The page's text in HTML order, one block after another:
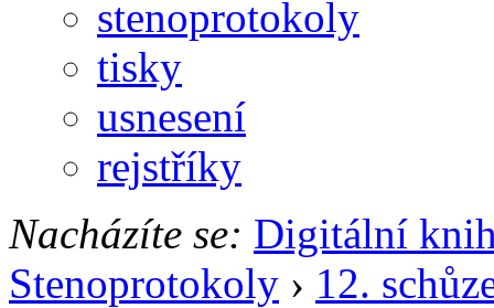
stenoprotokoly
tisky
usnesení
rejstříky
Nacházíte se: Digitální
Stenoprotokoly › 12.